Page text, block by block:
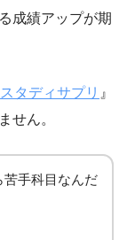
成績アップが期
スタディサプリ 』
せん。
苦手科目なんだ